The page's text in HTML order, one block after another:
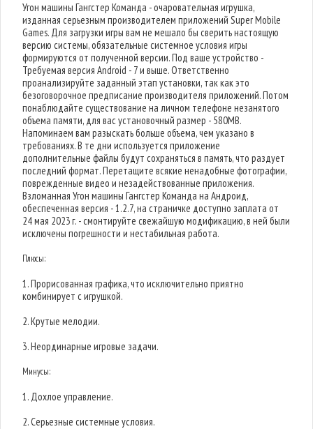
Угон машины Гангстер Команда - очаровательная игрушка,
изданная серьезным производителем приложений Super Mobile
Games. Для загрузки игры вам не мешало бы сверить настоящую
версию системы, обязательные системное условия игры
формируются от полученной версии. Под ваше устройство -
Требуемая версия Android - 7 и выше. Ответственно
проанализируйте заданный этап установки, так как это
безоговорочное предписание производителя приложений. Потом
понаблюдайте существование на личном телефоне незанятого
объема памяти, для вас установочный размер - 580MB.
Напоминаем вам разыскать больше объема, чем указано в
требованиях. В те дни используется приложение
дополнительные файлы будут сохраняться в память, что раздует
последний формат. Перетащите всякие ненадобные фотографии,
поврежденные видео и незадействованные приложения.
Взломанная Угон машины Гангстер Команда на Андроид,
обеспеченная версия - 1.2.7, на страничке доступно заплата от
24 мая 2023 г. - смонтируйте свежайшую модификацию, в ней были
исключены погрешности и нестабильная работа.
Плюсы:
1. Прорисованная графика, что исключительно приятно
комбинирует с игрушкой.
2. Крутые мелодии.
3. Неординарные игровые задачи.
Минусы:
1. Дохлое управление.
2. Серьезные системные условия.